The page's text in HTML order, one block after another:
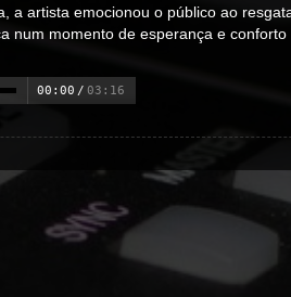
a artista emocionou o público ao
num momento de esperança e
00:00 / 03:16